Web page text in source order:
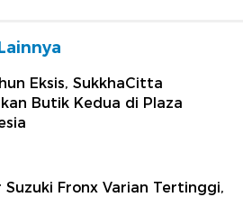
Eksis, SukkhaCitta
Butik Kedua di Plaza
Suzuki Fronx Varian Tertinggi,